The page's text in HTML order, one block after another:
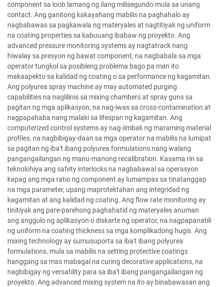
component sa loob lamang ng ilang milisegundo mula sa unang
contact. Ang ganitong kakayahang mabilis na paghahalo ay
nagbabawas sa pagkawala ng materyales at nagtitiyak ng uniform
na coating properties sa kabuuang ibabaw ng proyekto. Ang
advanced pressure monitoring systems ay nagtatrack nang
hiwalay sa presyon ng bawat component, na nagbabala sa mga
operator tungkol sa posibleng problema bago pa man ito
makaapekto sa kalidad ng coating o sa performance ng kagamitan.
Ang polyurea spray machine ay may automated purging
capabilities na naglilinis sa mixing chambers at spray guns sa
pagitan ng mga aplikasyon, na nag-iwas sa cross-contamination at
nagpapahaba nang malaki sa lifespan ng kagamitan. Ang
computerized control systems ay nag-iimbak ng maraming material
profiles, na nagbibigay-daan sa mga operator na mabilis na lumipat
sa pagitan ng iba't ibang polyurea formulations nang walang
pangangailangan ng manu-manong recalibration. Kasama rin sa
teknolohiya ang safety interlocks na nagbabawal sa operasyon
kapag ang mga ratio ng component ay lumampas sa tinatanggap
na mga parameter, upang maprotektahan ang integridad ng
kagamitan at ang kalidad ng coating. Ang flow rate monitoring ay
tinitiyak ang pare-parehong paghahatid ng materyales anuman
ang anggulo ng aplikasyon o diskarte ng operator, na nagpapanatili
ng uniform na coating thickness sa mga komplikadong hugis. Ang
mixing technology ay sumusuporta sa iba't ibang polyurea
formulations, mula sa mabilis na setting protective coatings
hanggang sa mas mabagal na curing decorative applications, na
nagbibigay ng versatility para sa iba't ibang pangangailangan ng
proyekto. Ang advanced mixing system na ito ay binabawasan ang